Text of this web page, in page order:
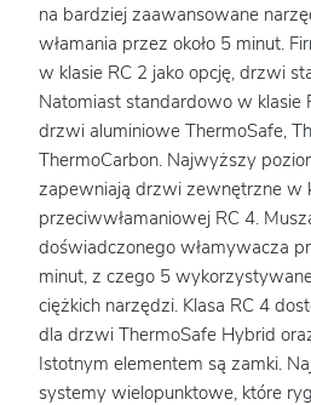
na bardziej zaawansowane
włamania przez około 5 minut.
w klasie RC 2 jako opcję, drzwi
Natomiast standardowo w klasie
drzwi aluminiowe ThermoSafe,
ThermoCarbon. Najwyższy
zapewniają drzwi zewnętrzne w
przeciwwłamaniowej RC 4.
doświadczonego włamywacza
minut, z czego 5
ciężkich narzędzi. Klasa RC 4
dla drzwi ThermoSafe Hybrid
Istotnym elementem są zamki.
systemy wielopunktowe, które